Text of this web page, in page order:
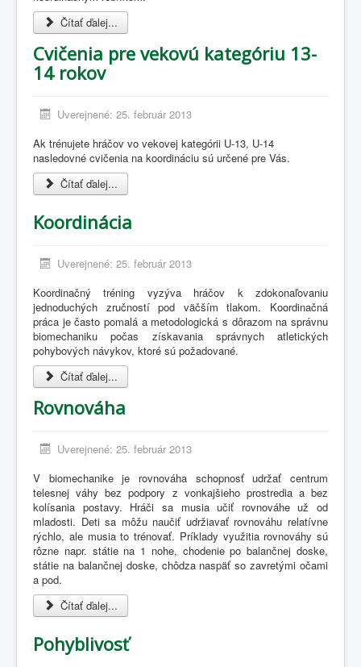
Čítať ďalej...
Cvičenia pre vekovú kategóriu 13-
14 rokov
Uverejnené: 25. február 2013
Ak trénujete hráčov vo vekovej kategórii U-13, U-14
nasledovné cvičenia na koordináciu sú určené pre Vás.
Čítať ďalej...
Koordinácia
Uverejnené: 25. február 2013
Koordinačný tréning vyzýva hráčov k zdokonaľovaniu
jednoduchých zručností pod väčším tlakom. Koordinačná
práca je často pomalá a metodologická s dôrazom na správnu
biomechaniku počas získavania správnych atletických
pohybových návykov, ktoré sú požadované.
Čítať ďalej...
Rovnováha
Uverejnené: 25. február 2013
V biomechanike je rovnováha schopnosť udržať centrum
telesnej váhy bez podpory z vonkajšieho prostredia a bez
kolísania postavy. Hráči sa musia učiť rovnováhe už od
mladosti. Deti sa môžu naučiť udržiavať rovnováhu relatívne
rýchlo, ale musia to trénovať. Príklady využitia rovnováhy sú
rôzne napr. státie na 1 nohe, chodenie po balančnej doske,
státie na balančnej doske, chôdza naspäť so zavretými očami
a pod.
Čítať ďalej...
Pohyblivosť